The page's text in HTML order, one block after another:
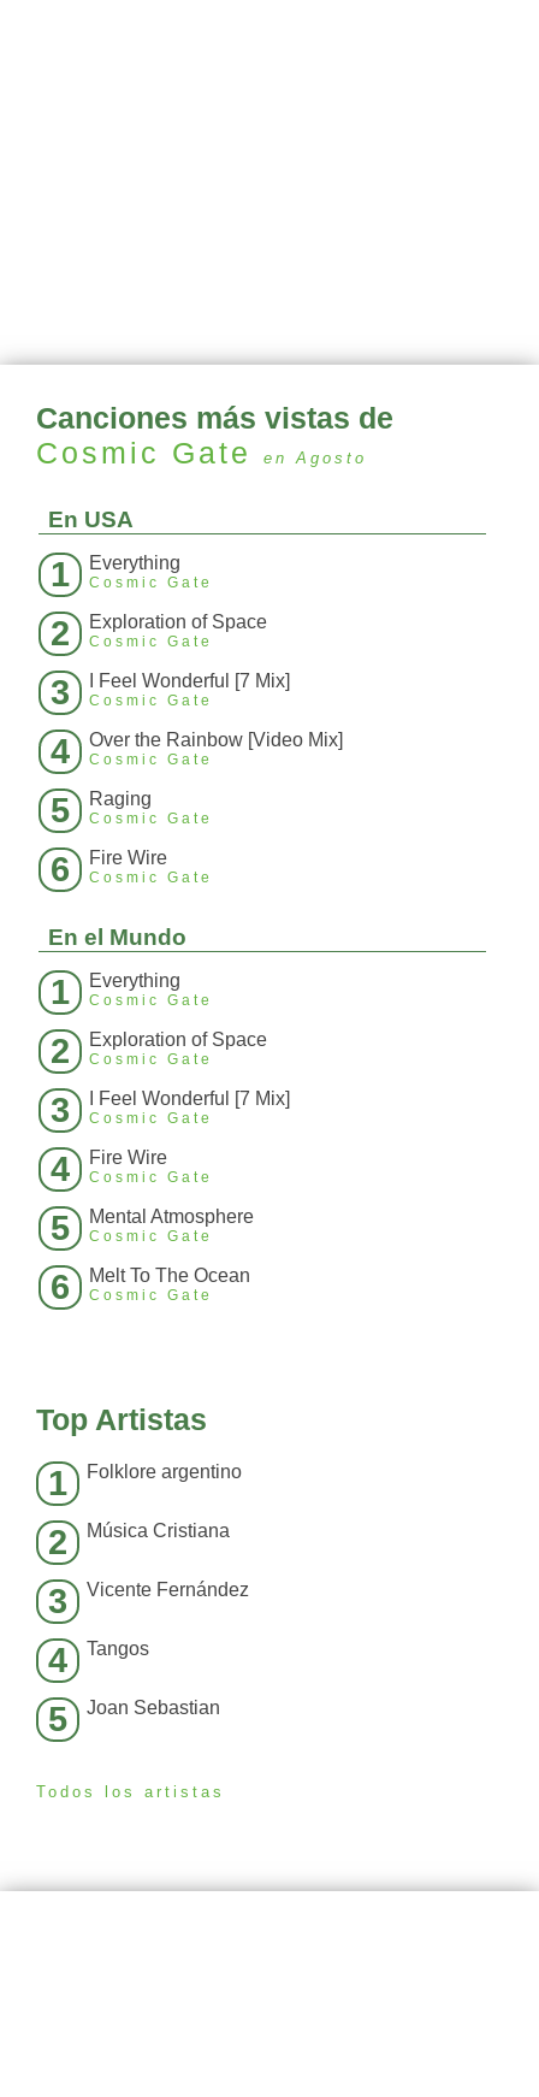
Canciones más vistas de
Cosmic Gate
en Agosto
En USA
1 Everything
Cosmic Gate
2 Exploration of Space
Cosmic Gate
3 I Feel Wonderful [7 Mix]
Cosmic Gate
4 Over the Rainbow [Video Mix]
Cosmic Gate
5 Raging
Cosmic Gate
6 Fire Wire
Cosmic Gate
En el Mundo
1 Everything
Cosmic Gate
2 Exploration of Space
Cosmic Gate
3 I Feel Wonderful [7 Mix]
Cosmic Gate
4 Fire Wire
Cosmic Gate
5 Mental Atmosphere
Cosmic Gate
6 Melt To The Ocean
Cosmic Gate
Top Artistas
1 Folklore argentino
2 Música Cristiana
3 Vicente Fernández
4 Tangos
5 Joan Sebastian
Todos los artistas